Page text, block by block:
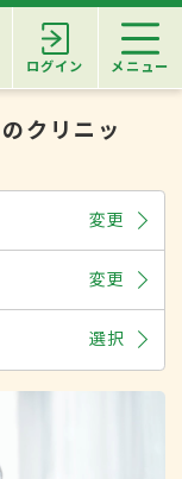
ログイン メニュー
のクリニッ
変更
変更
選択